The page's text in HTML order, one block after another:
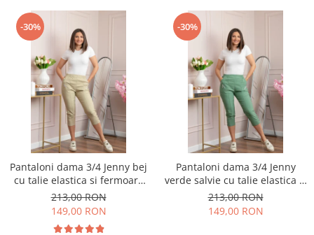
-30%
Pantaloni dama 3/4 Jenny bej
cu talie elastica si fermoare
decorative
213,00 RON
149,00 RON
-30%
Pantaloni dama 3/4 Jenny
verde salvie cu talie elastica si
fermoare decorative
213,00 RON
149,00 RON